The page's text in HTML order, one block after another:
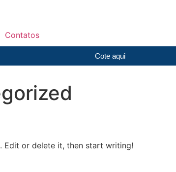
Contatos
Cote aqui
Edit or delete it, then start writing!